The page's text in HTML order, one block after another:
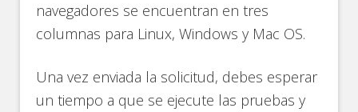
navegadores se encuentran en tres
columnas para Linux, Windows y Mac OS.
Una vez enviada la solicitud, debes esperar
un tiempo a que se ejecute las pruebas y